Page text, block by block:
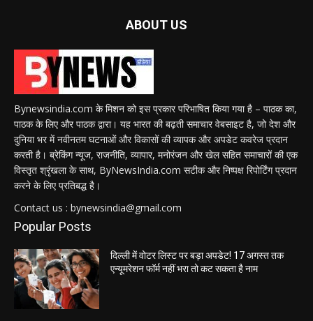
ABOUT US
Bynewsindia.com के मिशन को इस प्रकार परिभाषित किया गया है – पाठक का,
पाठक के लिए और पाठक द्वारा। यह भारत की बढ़ती समाचार वेबसाइट है, जो देश और
दुनिया भर में नवीनतम घटनाओं और विकासों की व्यापक और अपडेट कवरेज प्रदान
करती है। ब्रेकिंग न्यूज, राजनीति, व्यापार, मनोरंजन और खेल सहित समाचारों की एक
विस्तृत श्रृंखला के साथ, ByNewsIndia.com सटीक और निष्पक्ष रिपोर्टिंग प्रदान
करने के लिए प्रतिबद्ध है।
Contact us : bynewsindia@gmail.com
Popular Posts
दिल्ली में वोटर लिस्ट पर बड़ा अपडेट! 17 अगस्त तक
एन्यूमरेशन फॉर्म नहीं भरा तो कट सकता है नाम